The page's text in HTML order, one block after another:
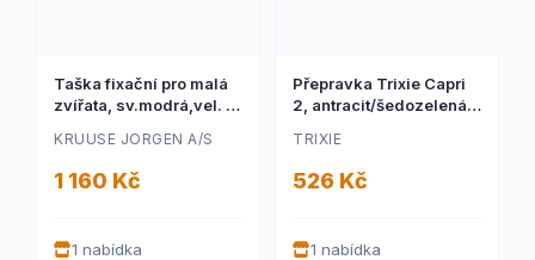
Taška fixační pro malá
zvířata, sv.modrá,vel. M
KRUUSE JORGEN A/S
1 160 Kč
1 nabídka
Přepravka Trixie Capri
2, antracit/šedozelená
TRIXIE
526 Kč
1 nabídka